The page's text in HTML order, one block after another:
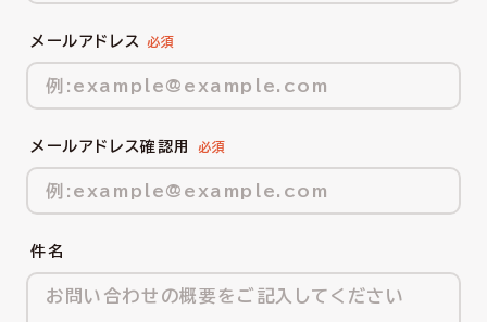
メールアドレス
メールアドレス確認用
件名